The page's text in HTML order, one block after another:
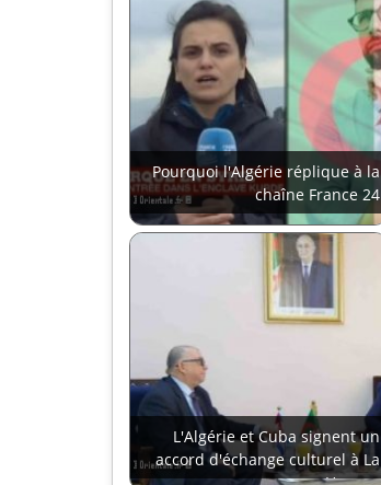
Pourquoi l'Algérie réplique à la
chaîne France 24
L'Algérie et Cuba signent un
accord d'échange culturel à La